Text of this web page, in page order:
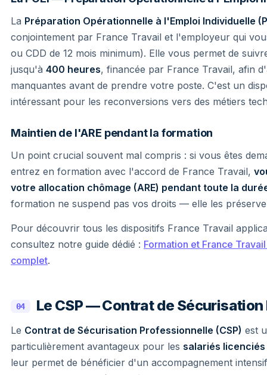
La Préparation Opérationnelle à l'Emploi Individuelle
conjointement par France Travail et l'employeur qui
ou CDD de 12 mois minimum). Elle vous permet de
jusqu'à 400 heures, financée par France Travail, afin
manquantes avant de prendre votre poste. C'est un
intéressant pour les reconversions vers des métiers
Maintien de l'ARE pendant la formation
Un point crucial souvent mal compris : si vous êtes
entrez en formation avec l'accord de France Travail,
votre allocation chômage (ARE) pendant toute la
formation ne suspend pas vos droits — elle les
Pour découvrir tous les dispositifs France Travail
consultez notre guide dédié : Formation et France
complet.
04 Le CSP — Contrat de
Le Contrat de Sécurisation Professionnelle (CSP) est
particulièrement avantageux pour les salariés
leur permet de bénéficier d'un accompagnement